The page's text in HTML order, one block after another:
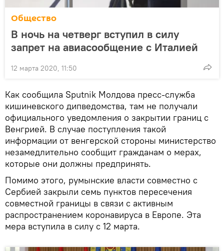
Общество
В ночь на четверг вступил в силу
запрет на авиасообщение с Италией
12 марта 2020, 11:50
Как сообщила Sputnik Молдова пресс-служба
кишиневского дипведомства, там не получали
официального уведомления о закрытии границ с
Венгрией. В случае поступления такой
информации от венгерской стороны министерство
незамедлительно сообщит гражданам о мерах,
которые они должны предпринять.
Помимо этого, румынские власти совместно с
Сербией закрыли семь пунктов пересечения
совместной границы в связи с активным
распространением коронавируса в Европе. Эта
мера вступила в силу с 12 марта.